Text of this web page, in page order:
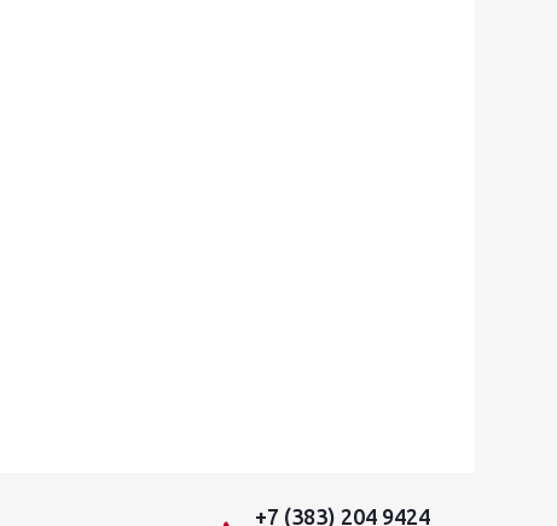
+7 (383) 204 9424